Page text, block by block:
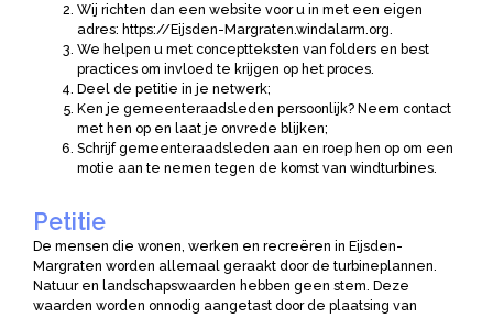
Wij richten dan een website voor u in met een eigen
adres: https://Eijsden-Margraten.windalarm.org.
We helpen u met conceptteksten van folders en best
practices om invloed te krijgen op het proces.
Deel de petitie in je netwerk;
Ken je gemeenteraadsleden persoonlijk? Neem contact
met hen op en laat je onvrede blijken;
Schrijf gemeenteraadsleden aan en roep hen op om een
motie aan te nemen tegen de komst van windturbines.
Petitie
De mensen die wonen, werken en recreëren in Eijsden-
Margraten worden allemaal geraakt door de turbineplannen.
Natuur en landschapswaarden hebben geen stem. Deze
waarden worden onnodig aangetast door de plaatsing van